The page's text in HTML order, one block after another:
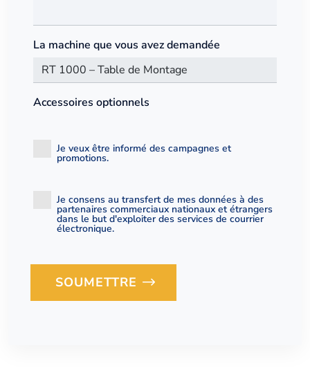
La machine que vous avez demandée
Accessoires optionnels
Je veux être informé des campagnes et
promotions.
Je consens au transfert de mes données à des
partenaires commerciaux nationaux et étrangers
dans le but d'exploiter des services de courrier
électronique.
Loading...
SOUMETTRE